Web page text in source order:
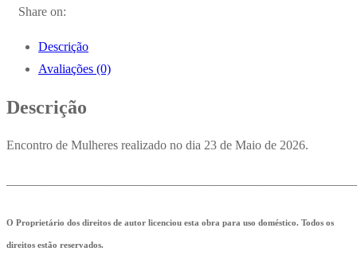
Share on:
Descrição
Avaliações (0)
Descrição
Encontro de Mulheres realizado no dia 23 de Maio de 2026.
O Proprietário dos direitos de autor licenciou esta obra para uso doméstico. Todos os
direitos estão reservados.